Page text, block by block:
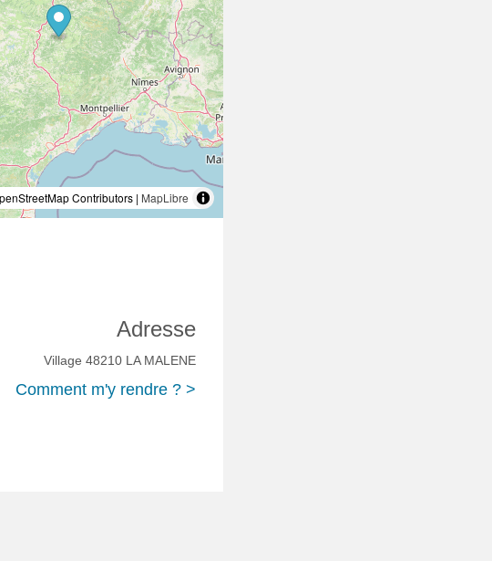
Contributors | MapLibre
Adresse
Village 48210 LA MALENE
Comment m'y rendre ? >